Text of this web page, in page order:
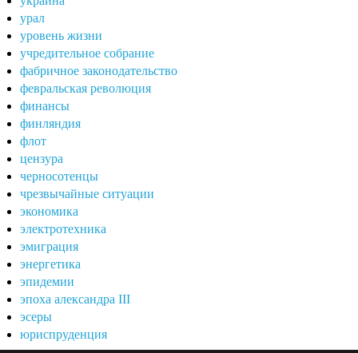
урал
уровень жизни
учредительное собрание
фабричное законодательство
февральская революция
финансы
финляндия
флот
цензура
черносотенцы
чрезвычайные ситуации
экономика
электротехника
эмиграция
энергетика
эпидемии
эпоха александра III
эсеры
юриспруденция